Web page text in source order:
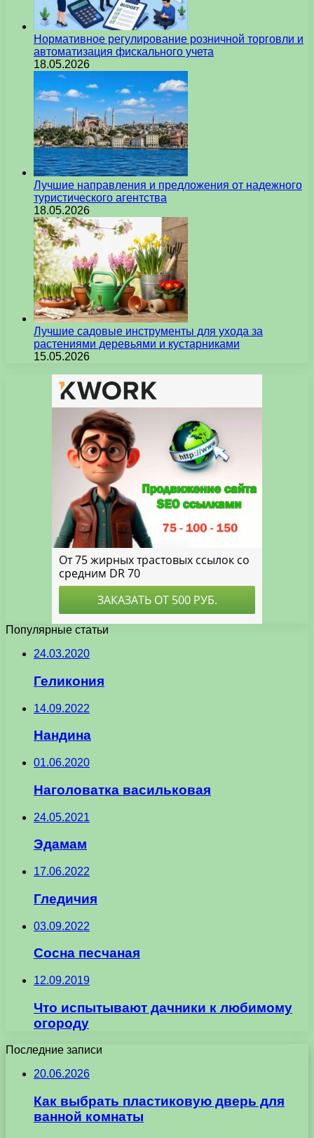
Нормативное регулирование розничной торговли и
автоматизация фискального учета
18.05.2026
Лучшие направления и предложения от надежного
туристического агентства
18.05.2026
Лучшие садовые инструменты для ухода за
растениями деревьями и кустарниками
15.05.2026
Популярные статьи
24.03.2020
Геликония
14.09.2022
Нандина
01.06.2020
Наголоватка васильковая
24.05.2021
Эдамам
17.06.2022
Гледичия
03.09.2022
Сосна песчаная
12.09.2019
Что испытывают дачники к любимому
огороду
Последние записи
20.06.2026
Как выбрать пластиковую дверь для
ванной комнаты